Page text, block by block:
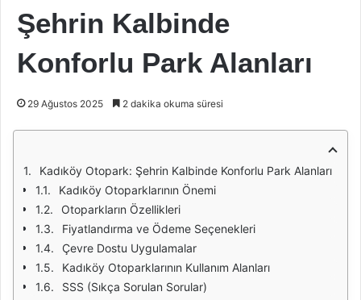
Şehrin Kalbinde
Konforlu Park Alanları
29 Ağustos 2025 2 dakika okuma süresi
Kadıköy Otopark: Şehrin Kalbinde Konforlu Park Alanları
Kadıköy Otoparklarının Önemi
Otoparkların Özellikleri
Fiyatlandırma ve Ödeme Seçenekleri
Çevre Dostu Uygulamalar
Kadıköy Otoparklarının Kullanım Alanları
SSS (Sıkça Sorulan Sorular)